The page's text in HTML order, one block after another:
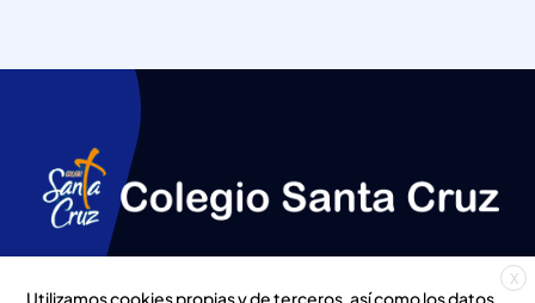
X
Utilizamos cookies propias y de terceros, así como los datos